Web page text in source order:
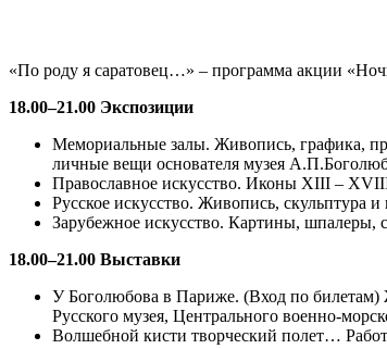
«По роду я саратовец…» – программа акции
18.00–21.00 Экспозиции
Мемориальные залы. Живопись, графика,
личные вещи основателя музея
Православное искусство. Иконы ХIII – ХVIII
Русское искусство. Живопись, скульптура
Зарубежное искусство. Картины, шпалеры,
18.00–21.00 Выставки
У Боголюбова в Париже. (Вход по билетам)
Русского музея, Центрального военно-
Волшебной кисти творческий полет…